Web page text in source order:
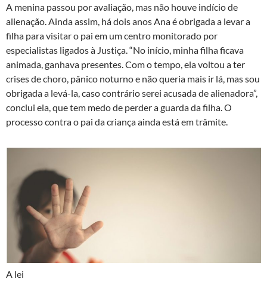
A menina passou por avaliação, mas não houve indício de
alienação. Ainda assim, há dois anos Ana é obrigada a levar a
filha para visitar o pai em um centro monitorado por
especialistas ligados à Justiça. “No início, minha filha ficava
animada, ganhava presentes. Com o tempo, ela voltou a ter
crises de choro, pânico noturno e não queria mais ir lá, mas sou
obrigada a levá-la, caso contrário serei acusada de alienadora”,
conclui ela, que tem medo de perder a guarda da filha. O
processo contra o pai da criança ainda está em trâmite.
A lei